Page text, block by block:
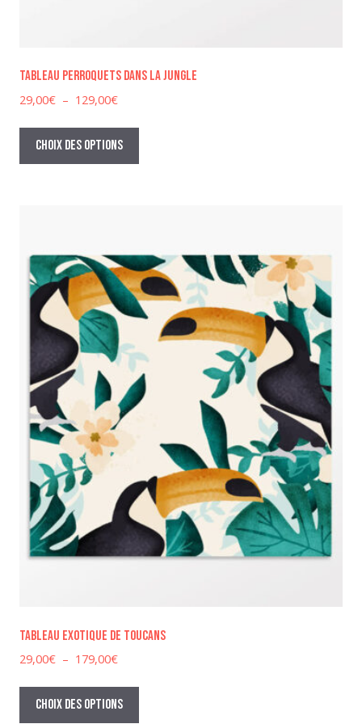
Tableau perroquets dans la jungle
29,00€ – 129,00€Plage
prix :
29,00€
à
Choix des options
Ce
a
peuvent
être
choisies
sur
page
du
produit
Tableau exotique de toucans
29,00€ – 179,00€Plage
prix :
29,00€
Choix des options
Ce